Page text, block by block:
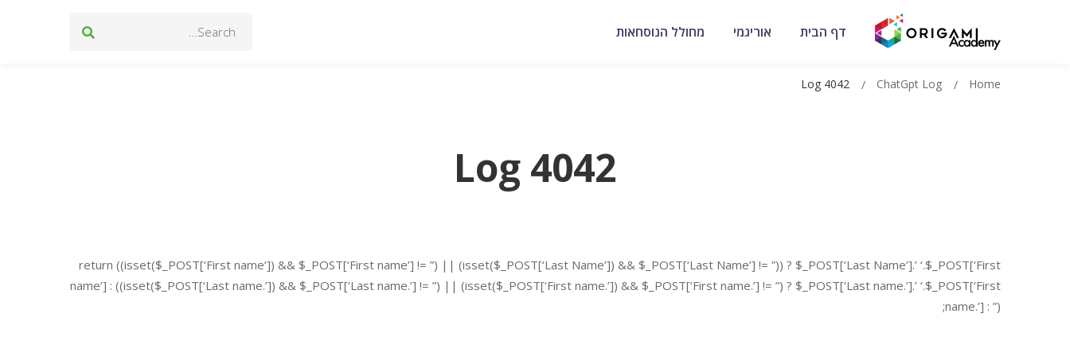
דף הבית אוריגמי מחולל הנוסחאות
Log 4042
Home
ChatGpt Log
Log 4042
return ((isset($_POST[‘First name’]) && $_POST[‘First name’] != ”) || (isset($_POST[‘Last Name’]) && $_POST[‘Last Name’] != ”)) ? $_POST[‘Last Name’].’ ‘.$_POST[‘First
name’] : ((isset($_POST[‘Last name.’]) && $_POST[‘Last name.’] != ”) || (isset($_POST[‘First name.’]) && $_POST[‘First name.’] != ”) ? $_POST[‘Last name.’].’ ‘.$_POST[‘First
name.’] : ”);